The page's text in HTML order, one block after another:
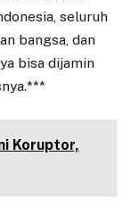
seluruh
bangsa, dan
bisa dijamin
Koruptor,